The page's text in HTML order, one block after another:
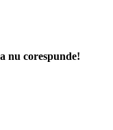
nu corespunde!